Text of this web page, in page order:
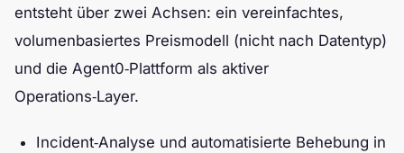
entsteht über zwei Achsen: ein vereinfachtes,
volumenbasiertes Preismodell (nicht nach Datentyp)
und die Agent0‑Plattform als aktiver
Operations‑Layer.
Incident‑Analyse und automatisierte Behebung in